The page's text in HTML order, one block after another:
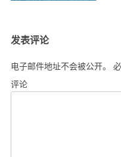
发表评论
电子邮件地址不会被公开。
评论